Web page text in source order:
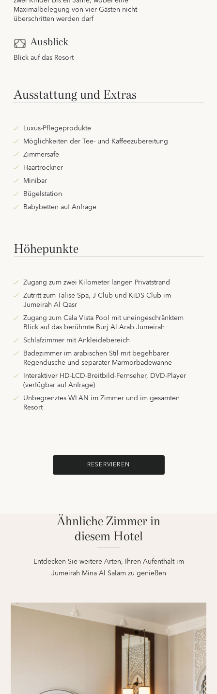
Maximalbelegung von vier Gästen nicht
überschritten werden darf
Ausblick
Blick auf das Resort
Ausstattung und Extras
Luxus-Pflegeprodukte
Möglichkeiten der Tee- und Kaffeezubereitung
Zimmersafe
Haartrockner
Minibar
Bügelstation
Babybetten auf Anfrage
Höhepunkte
Zugang zum zwei Kilometer langen Privatstrand
Zutritt zum Talise Spa, J Club und KiDS Club im
Jumeirah Al Qasr
Zugang zum Cala Vista Pool mit uneingeschränktem
Blick auf das berühmte Burj Al Arab Jumeirah
Schlafzimmer mit Ankleidebereich
Badezimmer im arabischen Stil mit begehbarer
Regendusche und separater Marmorbadewanne
Interaktiver HD-LCD-Breitbild-Fernseher, DVD-Player
(verfügbar auf Anfrage)
Unbegrenztes WLAN im Zimmer und im gesamten
Resort
RESERVIEREN
Ähnliche Zimmer in
diesem Hotel
Entdecken Sie weitere Arten, Ihren Aufenthalt im
Jumeirah Mina Al Salam zu genießen